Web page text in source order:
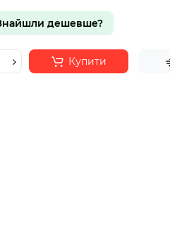
дешевше?
Купити